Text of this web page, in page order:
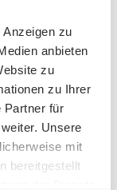
zu
anbieten
zu
zu Ihrer
Partner für
Unsere
mit
bereitgestellt
in Armut
sich
nicht
und